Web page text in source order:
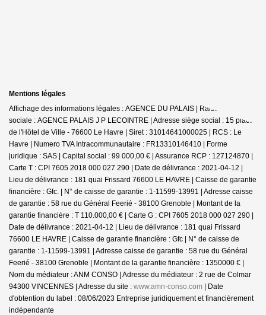
Mentions légales
Affichage des informations légales : AGENCE DU PALAIS | Raison
sociale : AGENCE PALAIS J P LECOINTRE | Adresse siège social : 15 place
de l'Hôtel de Ville - 76600 Le Havre | Siret : 31014641000025 | RCS : Le
Havre | Numero TVA Intracommunautaire : FR13310146410 | Forme
juridique : SAS | Capital social : 99 000,00 € | Assurance RCP : 127124870 |
Carte T : CPI 7605 2018 000 027 290 | Date de délivrance : 2021-04-12 |
Lieu de délivrance : 181 quai Frissard 76600 LE HAVRE | Caisse de garantie
financière : Gfc. | N° de caisse de garantie : 1-11599-13991 | Adresse caisse
de garantie : 58 rue du Général Feerié - 38100 Grenoble | Montant de la
garantie financière : T 110.000,00 € | Carte G : CPI 7605 2018 000 027 290 |
Date de délivrance : 2021-04-12 | Lieu de délivrance : 181 quai Frissard
76600 LE HAVRE | Caisse de garantie financière : Gfc | N° de caisse de
garantie : 1-11599-13991 | Adresse caisse de garantie : 58 rue du Général
Feerié - 38100 Grenoble | Montant de la garantie financière : 1350000 € |
Nom du médiateur : ANM CONSO | Adresse du médiateur : 2 rue de Colmar
94300 VINCENNES | Adresse du site : www.amn-conso.com | Date
d'obtention du label : 08/06/2023 Entreprise juridiquement et financièrement
indépendante